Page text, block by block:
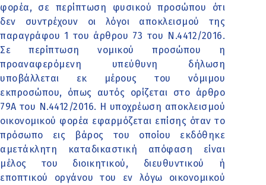
φορέα, σε περίπτωση φυσικού προσώπου ότι
δεν συντρέχουν οι λόγοι αποκλεισμού της
παραγράφου 1 του άρθρου 73 του Ν.4412/2016.
Σε περίπτωση νομικού προσώπου η
προαναφερόμενη υπεύθυνη δήλωση
υποβάλλεται εκ μέρους του νόμιμου
εκπροσώπου, όπως αυτός ορίζεται στο άρθρο
79Α του Ν.4412/2016. Η υποχρέωση αποκλεισμού
οικονομικού φορέα εφαρμόζεται επίσης όταν το
πρόσωπο εις βάρος του οποίου εκδόθηκε
αμετάκλητη καταδικαστική απόφαση είναι
μέλος του διοικητικού, διευθυντικού ή
εποπτικού οργάνου του εν λόγω οικονομικού